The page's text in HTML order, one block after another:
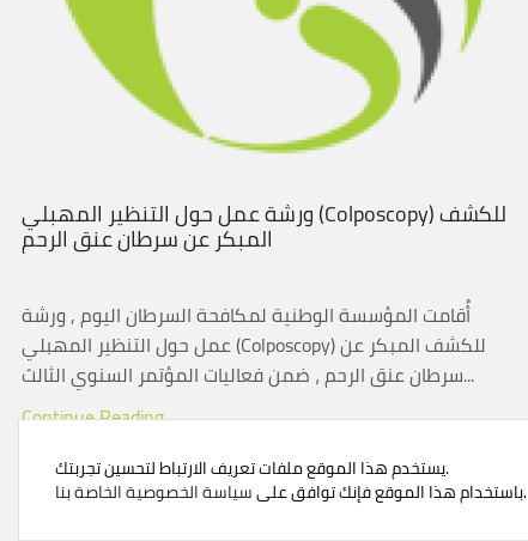
ورشة عمل حول التنظير المهبلي (Colposcopy) للكشف
المبكر عن سرطان عنق الرحم
أُقامت المؤسسة الوطنية لمكافحة السرطان اليوم , ورشة
عمل حول التنظير المهبلي (Colposcopy) للكشف المبكر عن
سرطان عنق الرحم ، ضمن فعاليات المؤتمر السنوي الثالث...
Continue Reading
يستخدم هذا الموقع ملفات تعريف الارتباط لتحسين تجربتك.
باستخدام هذا الموقع فإنك توافق علىسياسة الخصوصية الخاصة بنا .